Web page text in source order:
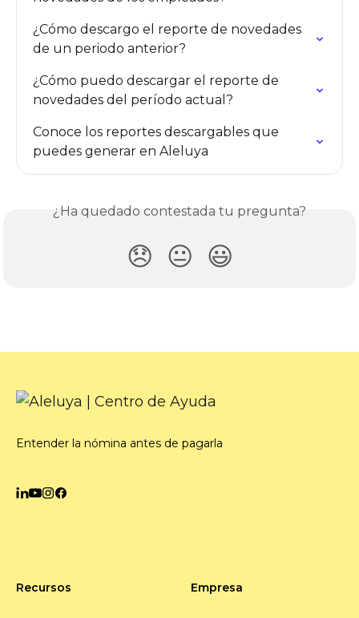
¿Cómo descargo el reporte de novedades
de un periodo anterior?
¿Cómo puedo descargar el reporte de
novedades del período actual?
Conoce los reportes descargables que
puedes generar en Aleluya
¿Ha quedado contestada tu pregunta?
😞 😐 😃
Entender la nómina antes de pagarla
Recursos Empresa